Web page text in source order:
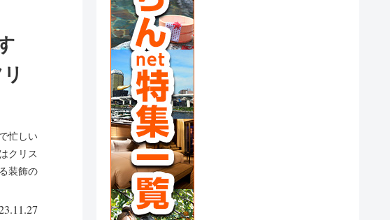
忙しい
クリス
装飾の